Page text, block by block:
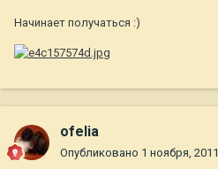
Начинает получаться :)
ofelia
Опубликовано 1 ноября, 2011